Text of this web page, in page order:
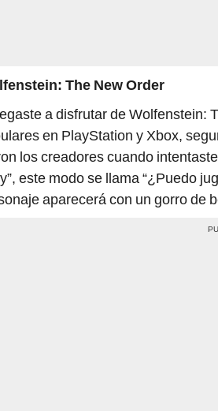
The New Order
a disfrutar de Wolfenstein:
en PlayStation y Xbox,
los creadores cuando
este modo se llama “¿Puedo
aparecerá con un gorro de